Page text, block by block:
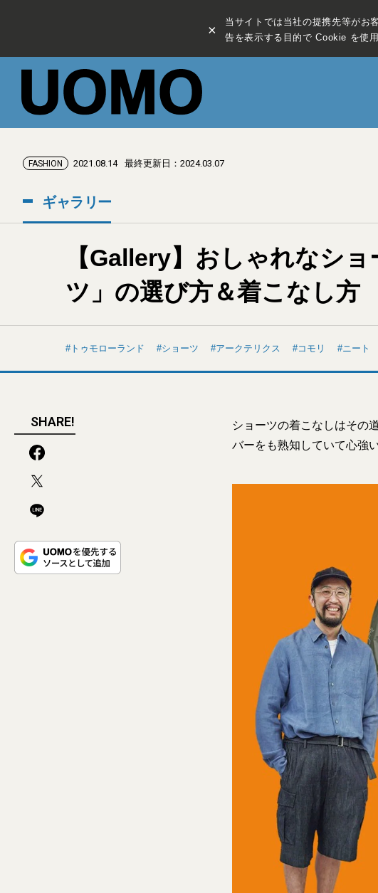
×
当サイトでは当社の提携先等がお
告を表示する目的で Cookie を使
FASHION 2021.08.14 最終更新日：2024.03.07
ギャラリー
【Gallery】おしゃれなシ
ツ」の選び方＆着こなし方
トゥモローランド ショーツ アークテリクス コモリ ニート
SHARE!
ショーツの着こなしはその
バーをも熟知していて心強